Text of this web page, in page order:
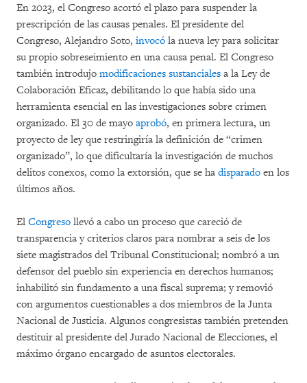
En 2023, el Congreso acortó el plazo para suspender la
prescripción de las causas penales. El presidente del
Congreso, Alejandro Soto, invocó la nueva ley para solicitar
su propio sobreseimiento en una causa penal. El Congreso
también introdujo modificaciones sustanciales a la Ley de
Colaboración Eficaz, debilitando lo que había sido una
herramienta esencial en las investigaciones sobre crimen
organizado. El 30 de mayo aprobó, en primera lectura, un
proyecto de ley que restringiría la definición de “crimen
organizado”, lo que dificultaría la investigación de muchos
delitos conexos, como la extorsión, que se ha disparado en los
últimos años.
El Congreso llevó a cabo un proceso que careció de
transparencia y criterios claros para nombrar a seis de los
siete magistrados del Tribunal Constitucional; nombró a un
defensor del pueblo sin experiencia en derechos humanos;
inhabilitó sin fundamento a una fiscal suprema; y removió
con argumentos cuestionables a dos miembros de la Junta
Nacional de Justicia. Algunos congresistas también pretenden
destituir al presidente del Jurado Nacional de Elecciones, el
máximo órgano encargado de asuntos electorales.